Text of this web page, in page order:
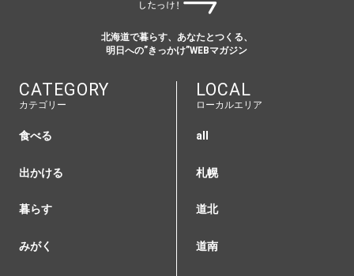
北海道で暮らす、あなたとつくる、
明日への”きっかけ”WEBマガジン
CATEGORY
カテゴリー
食べる
出かける
暮らす
みがく
LOCAL
ローカルエリア
all
札幌
道北
道南